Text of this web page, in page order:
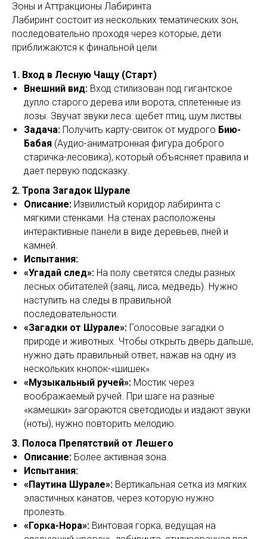
Зоны и Аттракционы Лабиринта
Лабиринт состоит из нескольких тематических зон,
последовательно проходя через которые, дети
приближаются к финальной цели.
1. Вход в Лесную Чащу (Старт)
Внешний вид: Вход стилизован под гигантское
дупло старого дерева или ворота, сплетенные из
лозы. Звучат звуки леса: щебет птиц, шум листвы.
Задача: Получить карту-свиток от мудрого Бию-
Бабая (Аудио-аниматронная фигура доброго
старичка-лесовика), который объясняет правила и
дает первую подсказку.
2. Тропа Загадок Шурале
Описание: Извилистый коридор лабиринта с
мягкими стенками. На стенах расположены
интерактивные панели в виде деревьев, пней и
камней.
Испытания:
«Угадай след»: На полу светятся следы разных
лесных обитателей (заяц, лиса, медведь). Нужно
наступить на следы в правильной
последовательности.
«Загадки от Шурале»: Голосовые загадки о
природе и животных. Чтобы открыть дверь дальше,
нужно дать правильный ответ, нажав на одну из
нескольких кнопок-«шишек».
«Музыкальный ручей»: Мостик через
воображаемый ручей. При шаге на разные
«камешки» загораются светодиоды и издают звуки
(ноты), нужно повторить мелодию.
3. Полоса Препятствий от Лешего
Описание: Более активная зона.
Испытания:
«Паутина Шурале»: Вертикальная сетка из мягких
эластичных канатов, через которую нужно
пролезть.
«Горка-Нора»: Винтовая горка, ведущая на